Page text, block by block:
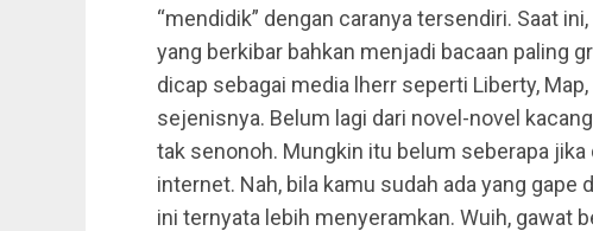
“mendidik” dengan caranya tersendiri. Saat
yang berkibar bahkan menjadi bacaan paling
dicap sebagai media lherr seperti Liberty, Map,
sejenisnya. Belum lagi dari novel-novel
tak senonoh. Mungkin itu belum seberapa
internet. Nah, bila kamu sudah ada yang gape
ini ternyata lebih menyeramkan. Wuih, gawat